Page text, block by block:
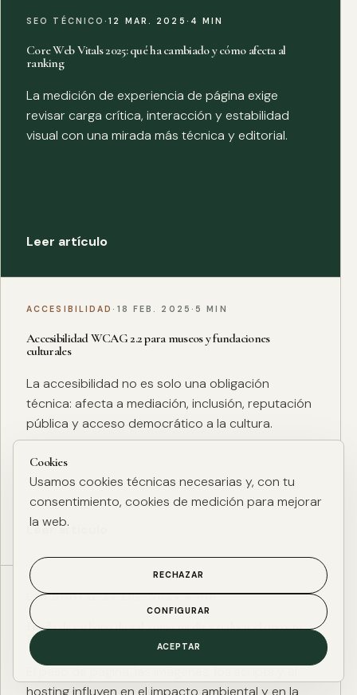
SEO TÉCNICO·12 MAR. 2025 · 4 MIN
Core Web Vitals 2025: qué ha cambiado y cómo afecta al
ranking
La medición de experiencia de página exige
revisar carga crítica, interacción y estabilidad
visual con una mirada más técnica y editorial.
Leer artículo
ACCESIBILIDAD · 18 FEB. 2025 · 5 MIN
Accesibilidad WCAG 2.2 para museos y fundaciones
culturales
La accesibilidad no es solo una obligación
técnica: afecta a mediación, inclusión, reputación
pública y acceso democrático a la cultura.
Leer artículo
ESG DIGITAL·27 ENE. 2025·4 MIN
Huella de carbono digital: cómo medir y reducir el impacto
ESG de una web
El peso de página, las imágenes, los scripts y el
hosting influyen en el impacto ambiental y en la
Cookies
Usamos cookies técnicas necesarias y, con tu
consentimiento, cookies de medición para mejorar
la web.
RECHAZAR
CONFIGURAR
ACEPTAR